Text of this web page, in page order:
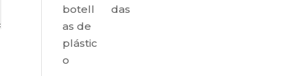
botell
as de
plástic
o
das